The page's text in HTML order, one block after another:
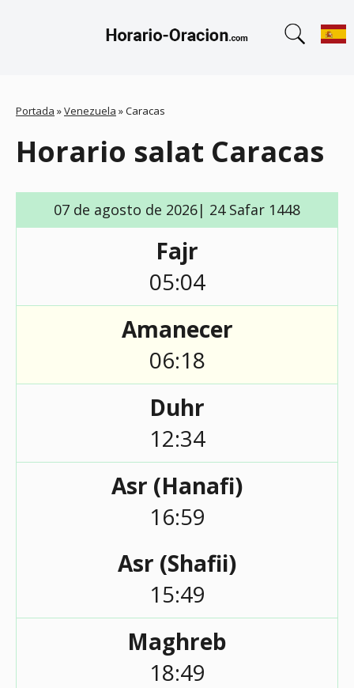
Portada »Venezuela »Caracas
Horario salat Caracas
07 de agosto de 2026| 24 Safar 1448
Fajr
05:04
Amanecer
06:18
Duhr
12:34
Asr (Hanafi)
16:59
Asr (Shafii)
15:49
Maghreb
18:49